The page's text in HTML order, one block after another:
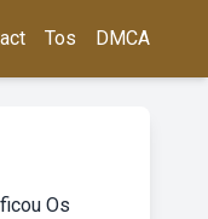
Tos DMCA
Os